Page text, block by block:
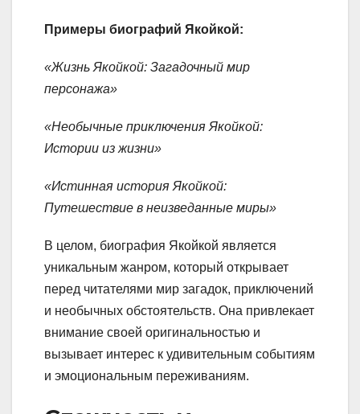
Примеры биографий Якойкой:
«Жизнь Якойкой: Загадочный мир
персонажа»
«Необычные приключения Якойкой:
Истории из жизни»
«Истинная история Якойкой:
Путешествие в неизведанные миры»
В целом, биография Якойкой является
уникальным жанром, который открывает
перед читателями мир загадок, приключений
и необычных обстоятельств. Она привлекает
внимание своей оригинальностью и
вызывает интерес к удивительным событиям
и эмоциональным переживаниям.